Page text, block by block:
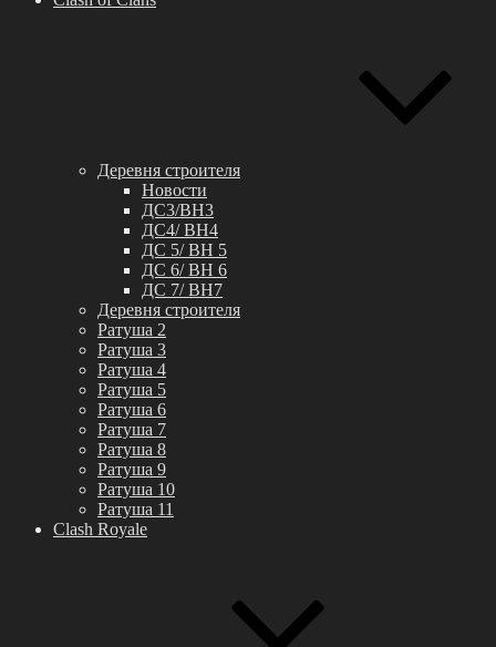
Деревня строителя
Новости
ДС3/BH3
ДС4/ BH4
ДС 5/ BH 5
ДС 6/ BH 6
ДС 7/ BH7
Деревня строителя
Ратуша 2
Ратуша 3
Ратуша 4
Ратуша 5
Ратуша 6
Ратуша 7
Ратуша 8
Ратуша 9
Ратуша 10
Ратуша 11
Clash Royale